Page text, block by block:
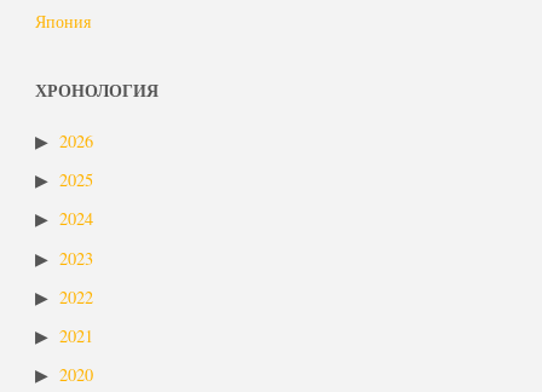
Япония
ХРОНОЛОГИЯ
2026
2025
2024
2023
2022
2021
2020